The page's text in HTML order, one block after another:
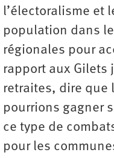
l’électoralisme et
population dans
régionales pour
rapport aux Gilets
retraites, dire que
pourrions gagner
ce type de
pour les